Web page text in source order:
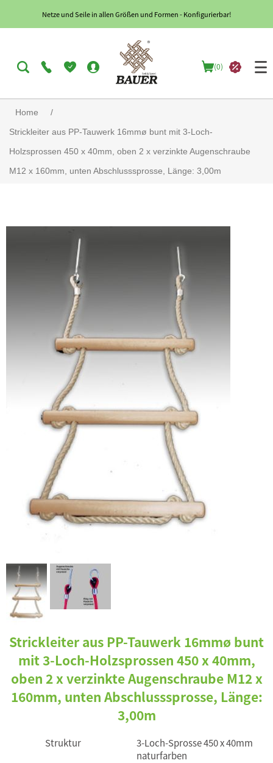
Netze und Seile in allen Größen und Formen - Konfigurierbar!
(0)
Home
/
Strickleiter aus PP-Tauwerk 16mmø bunt mit 3-Loch-
Holzsprossen 450 x 40mm, oben 2 x verzinkte Augenschraube
M12 x 160mm, unten Abschlusssprosse, Länge: 3,00m
Strickleiter aus PP-Tauwerk 16mmø bunt
mit 3-Loch-Holzsprossen 450 x 40mm,
oben 2 x verzinkte Augenschraube M12 x
160mm, unten Abschlusssprosse, Länge:
3,00m
Struktur
3-Loch-Sprosse 450 x 40mm
naturfarben